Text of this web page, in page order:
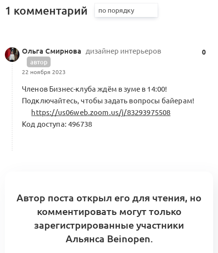
Паспорт Свода знаний KA (KA-P)
2 комментария
Лаборатория Альянса: Цифровой след
встречи 21 мая 2026
Кооперационные контуры и модульные
сборки
Меморандум о кооперации 5 комментариев
1 комментарий
Ольга Смирнова дизайнер интерьеров
автор
22 ноября 2023
0
Членов Бизнес-клуба ждём в зуме в 14:00!
Подключайтесь, чтобы задать вопросы байерам!
https://us06web.zoom.us/j/83293975508
Код доступа: 496738
Автор поста открыл его для чтения, но
комментировать могут только
зарегистрированные участники
Альянса Beinopen.